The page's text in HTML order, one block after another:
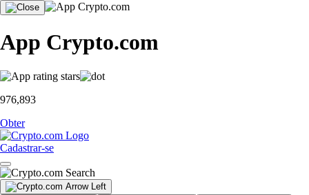
App Crypto.com
976,893
Obter
Cadastrar-se